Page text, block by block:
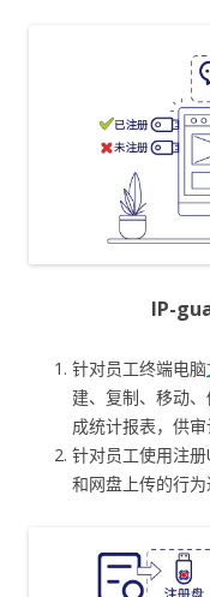
IP-
针对员工终端电脑
建、复制、移动
成统计报表，供
针对员工使用注
和网盘上传的行